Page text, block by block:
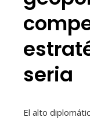
seria
El alto